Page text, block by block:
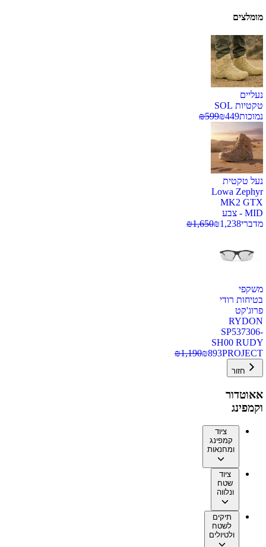
מומלצים
נעליים
טקטיות SOL
נמוכות
₪449
₪599
נעל טקטית
Lowa Zephyr
MK2 GTX
MID - צבע
מדברי
₪1,238
₪1,650
משקפי
בטיחות רודי
פרוג'קט
RYDON
SP537306-
SH00 RUDY
PROJECT
₪893
₪1,190
חזור
אאוטדור
וקמפינג
ציוד
קמפינג
ומחנאות
ציוד
שטח
ונלווה
תיקים
לשטח
ולטיולים